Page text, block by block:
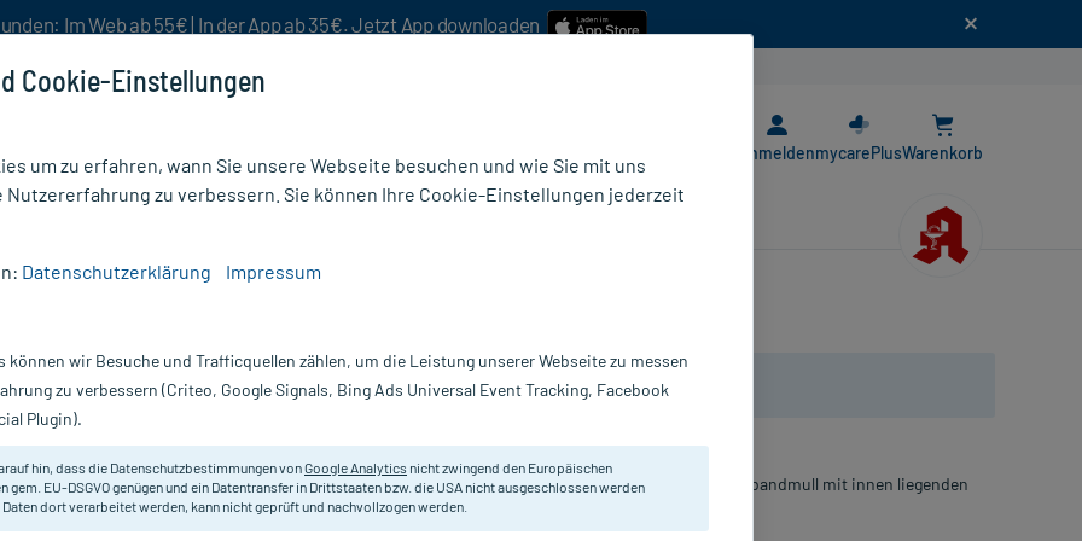
Im Web ab 55€ | In der App ab 35€. Jetzt App downloaden
AnmeldenmycarePlusWarenkorb
Nur für kurze Zeit:Gratis-Versand* ab 19€ Mindestbestellwert!
Steril 8fach,
Weiche, sterile Mullkompressen aus saugfähigem Baumwoll-Verbandmull mit innen liegenden
Schnittkanten. Besonders hautfreundlich und luftdurchlässig.
Cookie-Einstellungen
um zu erfahren, wann Sie unsere Webseite besuchen und wie Sie mit uns
Nutzererfahrung zu verbessern. Sie können Ihre Cookie-Einstellungen jederzeit
Datenschutzerklärung Impressum
können wir Besuche und Trafficquellen zählen, um die Leistung unserer Webseite zu messen
zu verbessern (Criteo, Google Signals, Bing Ads Universal Event Tracking, Facebook
Plugin).
hin, dass die Datenschutzbestimmungen vonGoogle Analytics nicht zwingend den Europäischen
gem. EU-DSGVO genügen und ein Datentransfer in Drittstaaten bzw. die USA nicht ausgeschlossen werden
Daten dort verarbeitet werden, kann nicht geprüft und nachvollzogen werden.